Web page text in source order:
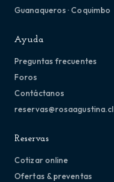
Guanaqueros · Coquimbo
Ayuda
Preguntas frecuentes
Foros
Contáctanos
reservas@rosaagustina.cl
Reservas
Cotizar online
Ofertas & preventas